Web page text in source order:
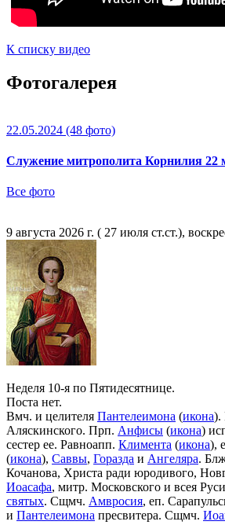
К списку видео
Фотогалерея
22.05.2024 (48 фото)
Служение митрополита Корнилия 22
Все фото
9 августа 2026 г. ( 27 июля ст.ст.),
Неделя 10-я по Пятидесятнице.
Поста нет.
Вмч. и целителя Пантелеимона (икона).
Аляскинского. Прп. Анфисы (икона)
сестер ее. Равноапп. Климента (икона),
(икона), Саввы, Горазда и Ангеляра.
Кочанова, Христа ради юродивого,
Иоасафа, митр. Московского и всея
святых. Сщмч. Амвросия, еп.
и Пантелеимона пресвитера. Сщмч.